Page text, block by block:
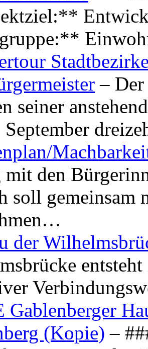
–
seiner
September
den
soll gemeinsam
der
Gablenberger
(Kopie) –